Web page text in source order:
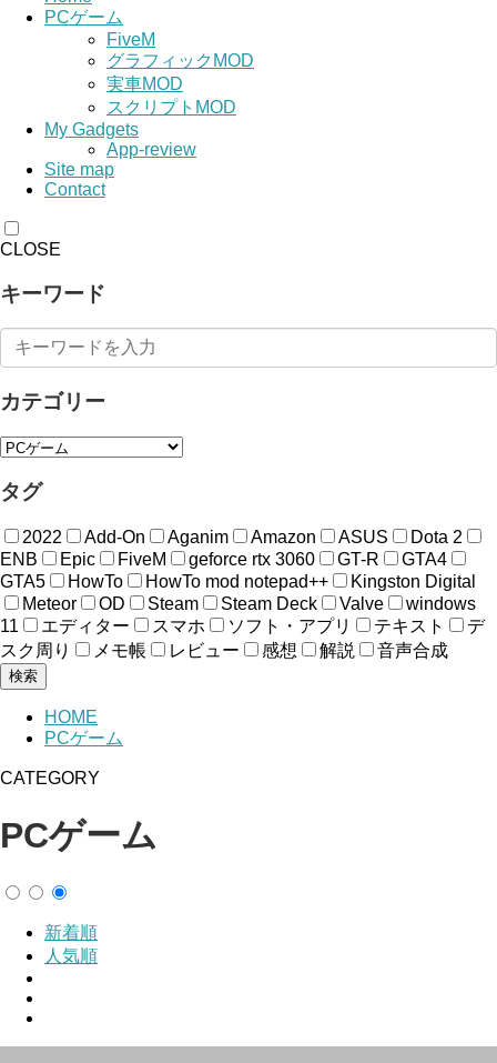
PCゲーム
FiveM
グラフィックMOD
実車MOD
スクリプトMOD
My Gadgets
App-review
Site map
Contact
CLOSE
キーワード
カテゴリー
タグ
2022 Add-On Aganim Amazon ASUS
Dota 2
ENB
Epic FiveM geforce rtx 3060 GT-R
GTA4
GTA5
HowTo HowTo mod notepad++
Kingston Digital
Meteor
OD Steam Steam Deck Valve
windows
11
エディター スマホ ソフト・アプリ テキスト
デ
スク周り
メモ帳 レビュー 感想 解説 音声合成
検索
HOME
PCゲーム
CATEGORY
PCゲーム
新着順
人気順